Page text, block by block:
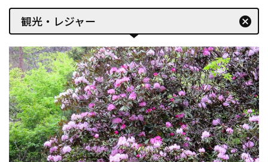
観光・レジャー cancel